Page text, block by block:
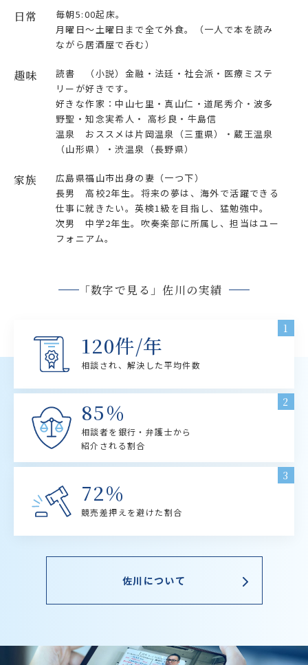
日常
毎朝5:00起床。
月曜日～土曜日まで全て外食。（一人で本を読み
ながら居酒屋で呑む）
趣味
読書 （小説）金融・法廷・社会派・医療ミステ
リーが好きです。
好きな作家：中山七里・真山仁・道尾秀介・波多
野聖・知念実希人・ 高杉良・牛島信
温泉 おススメは片岡温泉（三重県）・蔵王温泉
（山形県）・渋温泉（長野県）
家族
広島県福山市出身の妻（一つ下）
長男 高校2年生。将来の夢は、海外で活躍できる
仕事に就きたい。英検1級を目指し、猛勉強中。
次男 中学2年生。吹奏楽部に所属し、担当はユー
フォニアム。
「数字で見る」佐川の実績
1
120件/年
相談され、解決した平均件数
2
85％
相談者を銀行・弁護士から
紹介される割合
3
72％
競売差押えを避けた割合
佐川について